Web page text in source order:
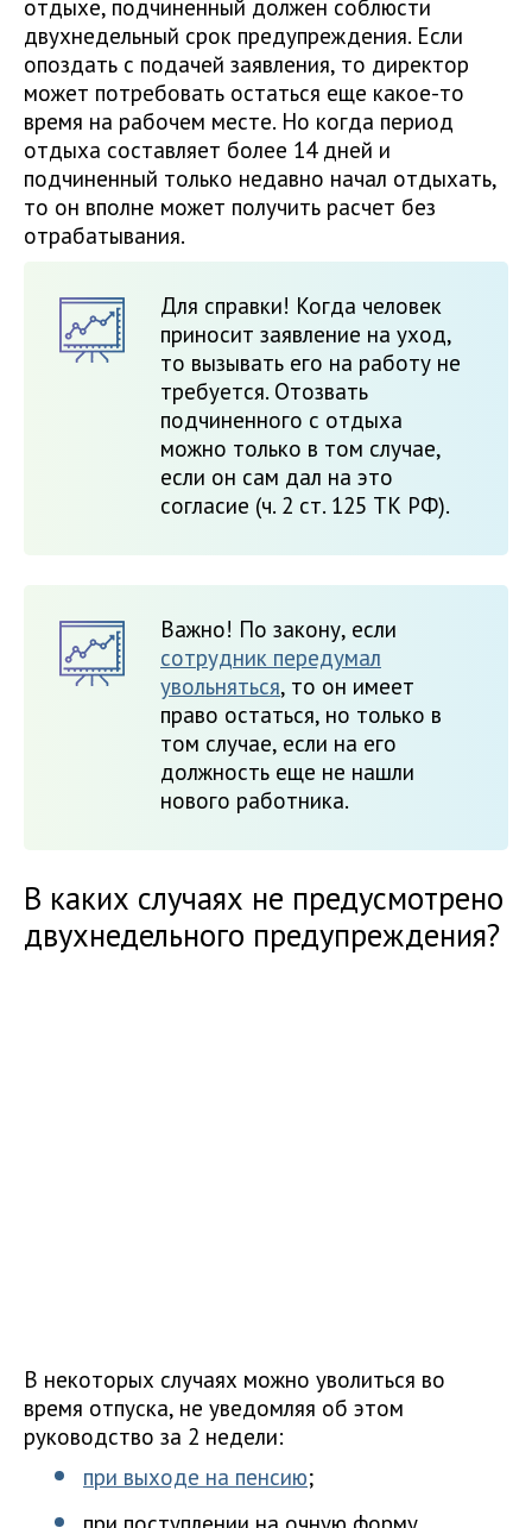
отдыхе, подчиненный должен соблюсти
двухнедельный срок предупреждения. Если
опоздать с подачей заявления, то директор
может потребовать остаться еще какое-то
время на рабочем месте. Но когда период
отдыха составляет более 14 дней и
подчиненный только недавно начал отдыхать,
то он вполне может получить расчет без
отрабатывания.
Для справки! Когда человек
приносит заявление на уход,
то вызывать его на работу не
требуется. Отозвать
подчиненного с отдыха
можно только в том случае,
если он сам дал на это
согласие (ч. 2 ст. 125 ТК РФ).
Важно! По закону, если
сотрудник передумал
увольняться, то он имеет
право остаться, но только в
том случае, если на его
должность еще не нашли
нового работника.
В каких случаях не предусмотрено
двухнедельного предупреждения?
В некоторых случаях можно уволиться во
время отпуска, не уведомляя об этом
руководство за 2 недели:
при выходе на пенсию;